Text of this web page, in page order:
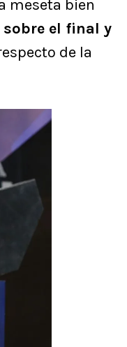
meseta bien
el final y
de la